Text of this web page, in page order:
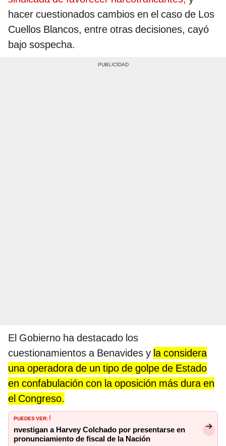
hacer cuestionados cambios en el caso de Los
Cuellos Blancos, entre otras decisiones, cayó
bajo sospecha.
El Gobierno ha destacado los
cuestionamientos a Benavides y la considera
una operadora de un tipo de golpe de Estado
en confabulación con la oposición más dura en
el Congreso.
PUEDES VER:I
nvestigan a Harvey Colchado por presentarse en
pronunciamiento de fiscal de la Nación